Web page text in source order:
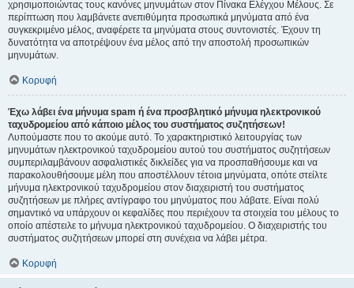
χρησιμοποιώντας τους κανόνες μηνυμάτων στον Πίνακα Ελέγχου Μέλους. Σε
περίπτωση που λαμβάνετε ανεπιθύμητα προσωπικά μηνύματα από ένα
συγκεκριμένο μέλος, αναφέρετε τα μηνύματα στους συντονιστές. Έχουν τη
δυνατότητα να αποτρέψουν ένα μέλος από την αποστολή προσωπικών
μηνυμάτων.
Κορυφή
Έχω λάβει ένα μήνυμα spam ή ένα προσβλητικό μήνυμα ηλεκτρονικού
ταχυδρομείου από κάποιο μέλος του συστήματος συζητήσεων!
Λυπούμαστε που το ακούμε αυτό. Το χαρακτηριστικό λειτουργίας των
μηνυμάτων ηλεκτρονικού ταχυδρομείου αυτού του συστήματος συζητήσεων
συμπεριλαμβάνουν ασφαλιστικές δικλείδες για να προσπαθήσουμε και να
παρακολουθήσουμε μέλη που αποστέλλουν τέτοια μηνύματα, οπότε στείλτε
μήνυμα ηλεκτρονικού ταχυδρομείου στον διαχειριστή του συστήματος
συζητήσεων με πλήρες αντίγραφο του μηνύματος που λάβατε. Είναι πολύ
σημαντικό να υπάρχουν οι κεφαλίδες που περιέχουν τα στοιχεία του μέλους το
οποίο απέστειλε το μήνυμα ηλεκτρονικού ταχυδρομείου. Ο διαχειριστής του
συστήματος συζητήσεων μπορεί στη συνέχεια να λάβει μέτρα.
Κορυφή